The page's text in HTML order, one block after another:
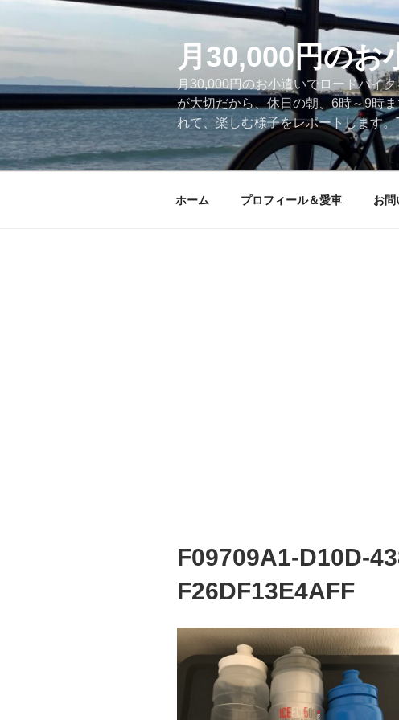
テ
ツ
ス
キ
ッ
月30,000円のお
月30,000円のお小遣いでロードバイ
が大切だから、休日の朝、6時～9時
れて、楽しむ様子をレポートします
ホーム プロフィール＆愛車 お問
F09709A1-D10D-
F26DF13E4AFF